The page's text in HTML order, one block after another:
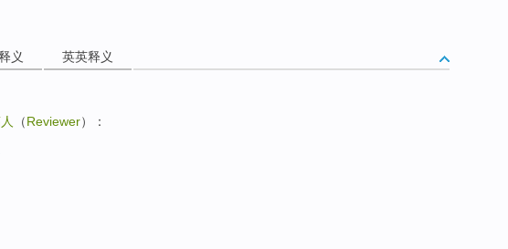
义 英英释义
（Reviewer）：